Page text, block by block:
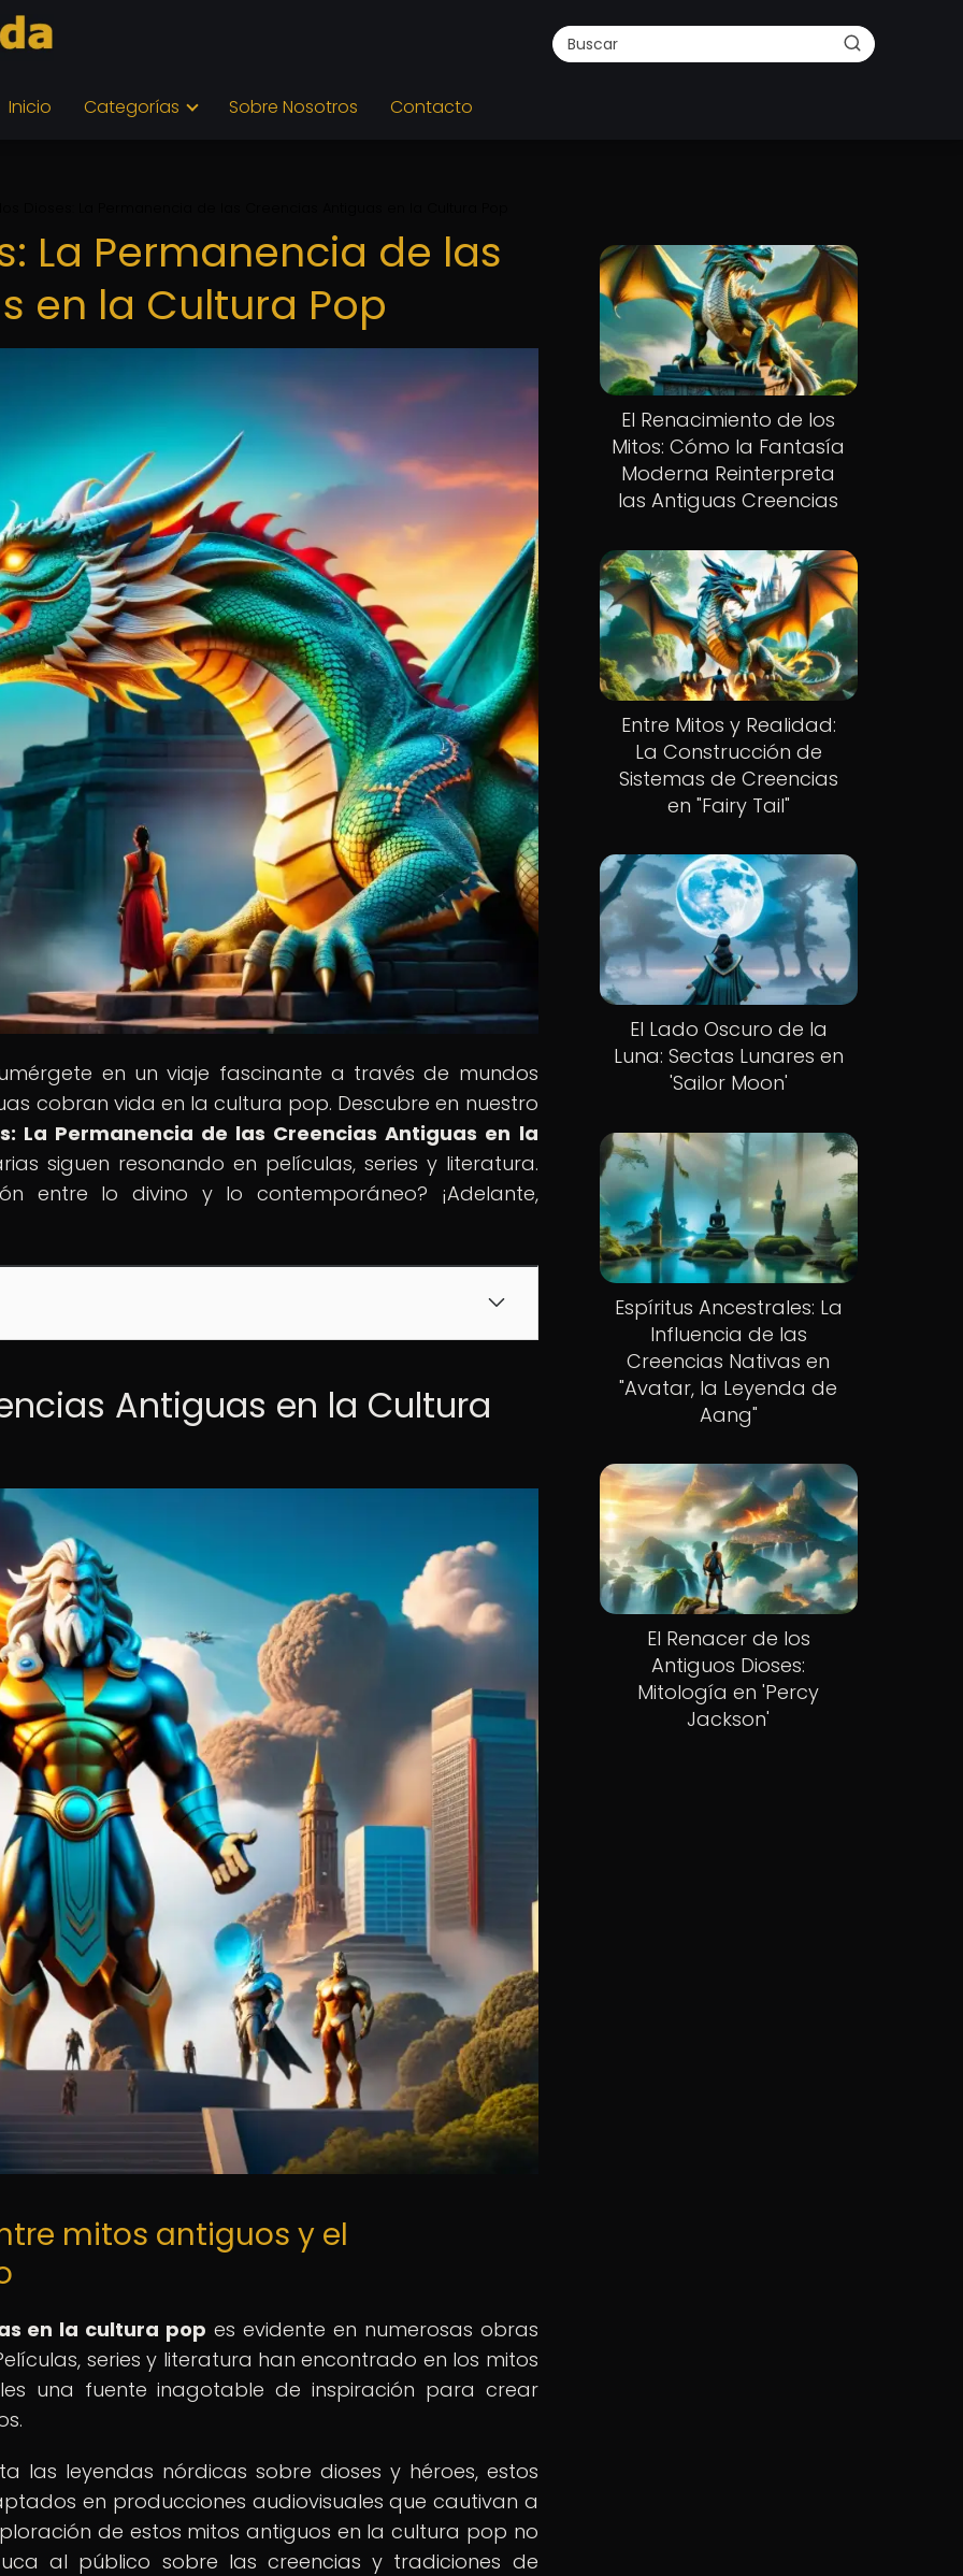
Inicio Categorías Sobre Nosotros Contacto
La Permanencia de las
en la Cultura Pop
en un viaje fascinante a través de mundos
cobran vida en la cultura pop. Descubre en nuestro
La Permanencia de las Creencias Antiguas en la
siguen resonando en películas, series y literatura.
entre lo divino y lo contemporáneo? ¡Adelante,
Antiguas en la Cultura
mitos antiguos y el
en la cultura pop es evidente en numerosas obras
series y literatura han encontrado en los mitos
una fuente inagotable de inspiración para crear
las leyendas nórdicas sobre dioses y héroes, estos
en producciones audiovisuales que cautivan a
de estos mitos antiguos en la cultura pop no
al público sobre las creencias y tradiciones de
El Renacimiento de los
Mitos: Cómo la Fantasía
Moderna Reinterpreta
las Antiguas Creencias
Entre Mitos y Realidad:
La Construcción de
Sistemas de Creencias
en "Fairy Tail"
El Lado Oscuro de la
Luna: Sectas Lunares en
'Sailor Moon'
Espíritus Ancestrales: La
Influencia de las
Creencias Nativas en
"Avatar, la Leyenda de
Aang"
El Renacer de los
Antiguos Dioses:
Mitología en 'Percy
Jackson'